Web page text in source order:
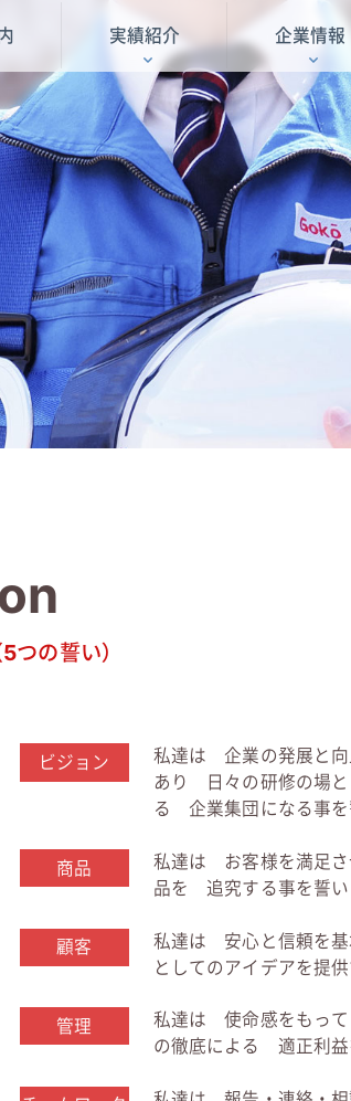
実績紹介 企業情報
5つの誓い）
ビジョン
私達は 企業の発展と
あり 日々の研修の場
る 企業集団になる事を
商品
私達は お客様を満足
品を 追究する事を誓い
顧客
私達は 安心と信頼を
としてのアイデアを提
管理
私達は 使命感をもっ
の徹底による 適正利益